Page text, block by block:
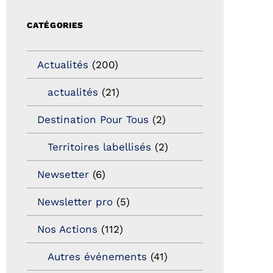
CATÉGORIES
Actualités (200)
actualités (21)
Destination Pour Tous (2)
Territoires labellisés (2)
Newsetter (6)
Newsletter pro (5)
Nos Actions (112)
Autres événements (41)